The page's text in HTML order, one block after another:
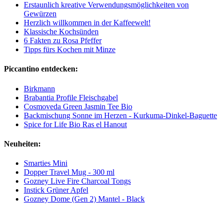
Erstaunlich kreative Verwendungsmöglichkeiten von
Gewürzen
Herzlich willkommen in der Kaffeewelt!
Klassische Kochsünden
6 Fakten zu Rosa Pfeffer
Tipps fürs Kochen mit Minze
Piccantino entdecken:
Birkmann
Brabantia Profile Fleischgabel
Cosmoveda Green Jasmin Tee Bio
Backmischung Sonne im Herzen - Kurkuma-Dinkel-Baguette
Spice for Life Bio Ras el Hanout
Neuheiten:
Smarties Mini
Dopper Travel Mug - 300 ml
Gozney Live Fire Charcoal Tongs
Instick Grüner Apfel
Gozney Dome (Gen 2) Mantel - Black